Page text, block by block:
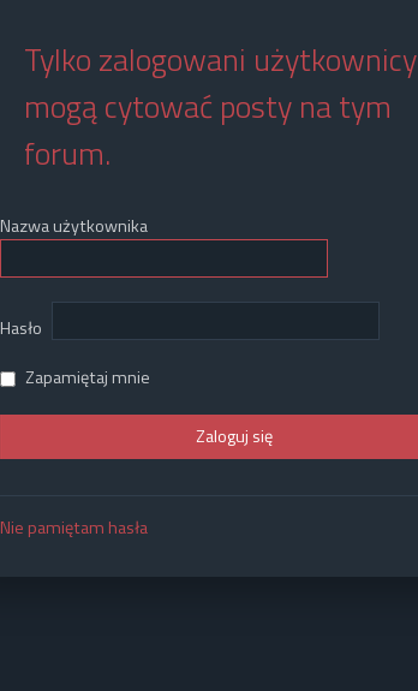
Tylko zalogowani użytkownicy
mogą cytować posty na tym
forum.
Nazwa użytkownika
Hasło
Zapamiętaj mnie
Nie pamiętam hasła